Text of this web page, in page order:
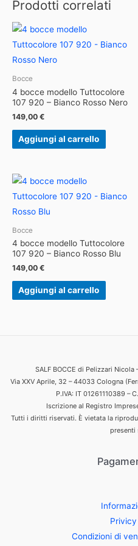
Prodotti correlati
Bocce
4 bocce modello Tuttocolore
107 920 – Bianco Rosso Nero
149,00 €
Aggiungi al carrello
Bocce
4 bocce modello Tuttocolore
107 920 – Bianco Rosso Blu
149,00 €
Aggiungi al carrello
SALF BOCCE di Pelizzari
Via XXV Aprile, 32 – 44033 Cologna
P.IVA: IT 01261110389 –
Iscrizione al Registro
Tutti i diritti riservati. È vietata la
presenti
Condizioni di